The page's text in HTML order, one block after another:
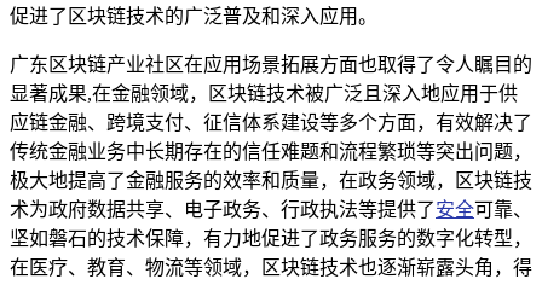
促进了区块链技术的广泛普及和深入应用。
广东区块链产业社区在应用场景拓展方面也取得了令人瞩目的
显著成果,在金融领域，区块链技术被广泛且深入地应用于供
应链金融、跨境支付、征信体系建设等多个方面，有效解决了
传统金融业务中长期存在的信任难题和流程繁琐等突出问题，
极大地提高了金融服务的效率和质量，在政务领域，区块链技
术为政府数据共享、电子政务、行政执法等提供了安全可靠、
坚如磐石的技术保障，有力地促进了政务服务的数字化转型，
在医疗、教育、物流等领域，区块链技术也逐渐崭露头角，得